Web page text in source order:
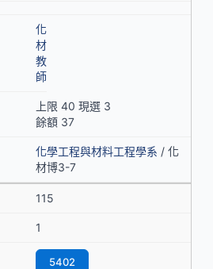
化
材
教
師
上限 40 現選 3
餘額 37
化學工程與材料工程學系 / 化
材博3-7
115
1
5402